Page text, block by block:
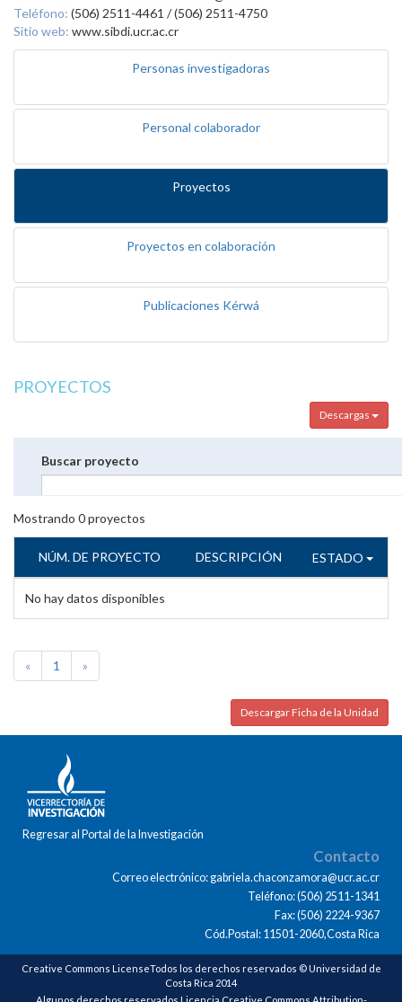
Teléfono: (506) 2511-4461 / (506) 2511-4750
Sitio web: www.sibdi.ucr.ac.cr
Personas investigadoras
Personal colaborador
Proyectos
Proyectos en colaboración
Publicaciones Kérwá
PROYECTOS
Descargas
Buscar proyecto
Mostrando 0proyectos
NÚM. DE PROYECTO DESCRIPCIÓN ESTADO
No hay datos disponibles
« 1 »
Descargar Ficha de la Unidad
Regresar al Portal de la Investigación
Contacto
Correo electrónico: gabriela.chaconzamora@ucr.ac.cr
Teléfono: (506) 2511-1341
Fax: (506) 2224-9367
Cód.Postal: 11501-2060,Costa Rica
Creative Commons LicenseTodos los derechos reservados © Universidad de
Costa Rica 2014